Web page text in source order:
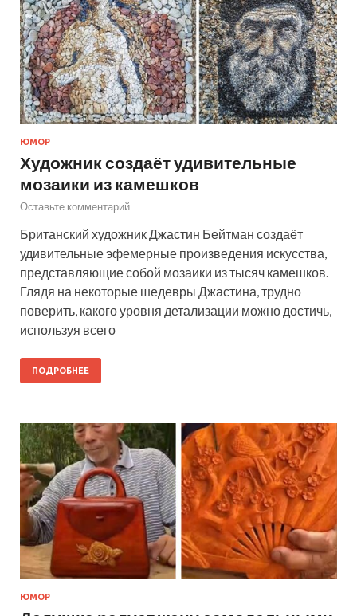
ЮМОР
Художник создаёт удивительные
мозаики из камешков
Оставьте комментарий
Британский художник Джастин Бейтман создаёт
удивительные эфемерные произведения искусства,
представляющие собой мозаики из тысяч камешков.
Глядя на некоторые шедевры Джастина, трудно
поверить, какого уровня детализации можно достичь,
используя всего
ПОДРОБНЕЕ
ЮМОР